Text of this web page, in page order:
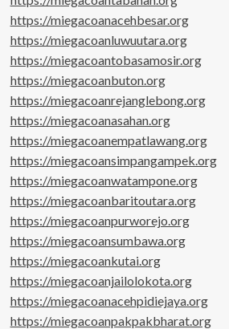
https://miegacoanacehbesar.org
https://miegacoanluwuutara.org
https://miegacoantobasamosir.org
https://miegacoanbuton.org
https://miegacoanrejanglebong.org
https://miegacoanasahan.org
https://miegacoanempatlawang.org
https://miegacoansimpangampek.org
https://miegacoanwatampone.org
https://miegacoanbaritoutara.org
https://miegacoanpurworejo.org
https://miegacoansumbawa.org
https://miegacoankutai.org
https://miegacoanjailolokota.org
https://miegacoanacehpidiejaya.org
https://miegacoanpakpakbharat.org